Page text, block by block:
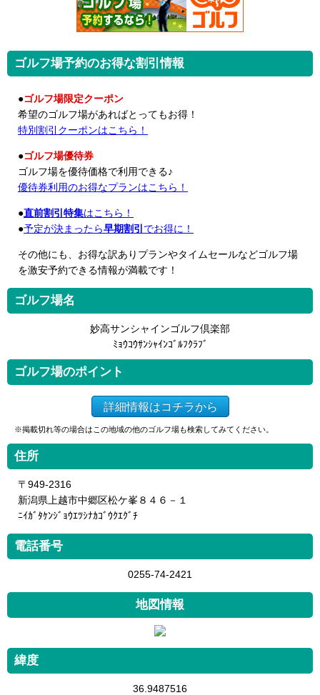
ゴルフ場予約のお得な割引情報
●ゴルフ場限定クーポン
希望のゴルフ場があればとってもお得！
特別割引クーポンはこちら！
●ゴルフ場優待券
ゴルフ場を優待価格で利用できる♪
優待券利用のお得なプランはこちら！
●直前割引特集はこちら！
●予定が決まったら早期割引 でお得に！
その他にも、お得な訳ありプランやタイムセールなどゴルフ場
を激安予約できる情報が満載です！
ゴルフ場名
妙高サンシャインゴルフ倶楽部
ﾐｮｳｺｳｻﾝｼｬｲﾝｺﾞﾙﾌｸﾗﾌﾞ
ゴルフ場のポイント
詳細情報はコチラから
※掲載切れ等の場合はこの地域の他のゴルフ場も検索してみてください。
住所
〒949-2316
新潟県上越市中郷区松ケ峯８４６－１
ﾆｲｶﾞﾀｹﾝｼﾞｮｳｴﾂｼﾅｶｺﾞｳｸｴｸﾞﾁ
電話番号
0255-74-2421
地図情報
緯度
36.9487516